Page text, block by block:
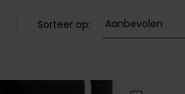
Sorteer op: